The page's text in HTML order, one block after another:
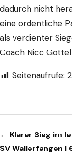
dadurch nicht
eine ordentliche
als verdienter
Coach Nico
Seitenaufrufe:
← Klarer Sieg im
SV Wallerfangen I